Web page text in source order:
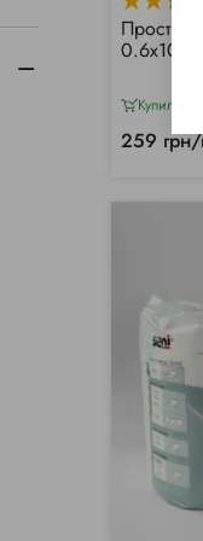
0.6х100
Купили
259